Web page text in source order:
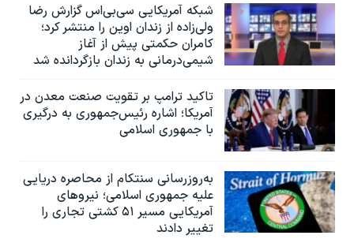
شبکه آمریکایی سی‌بی‌‌اس گزارش رضا
ولی‌زاده از زندان اوین را منتشر کرد؛
کامران حکمتی پیش از آغاز
شیمی‌درمانی به زندان بازگردانده شد
تاکید ترامپ بر تقویت صنعت معدن در
آمریکا؛ اشاره رئیس‌جمهوری به درگیری
با جمهوری اسلامی
به‌روزرسانی سنتکام از محاصره دریایی
علیه جمهوری اسلامی؛ نیروهای
آمریکایی مسیر ۵۱ کشتی تجاری را
تغییر دادند